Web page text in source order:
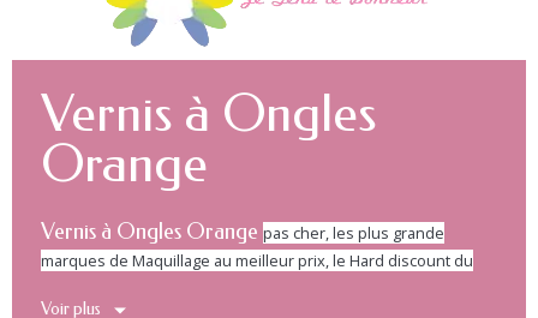
Vernis à Ongles
Orange
Vernis à Ongles Orange pas cher, les plus grande
marques de Maquillage au meilleur prix, le Hard discount du
Voir plus